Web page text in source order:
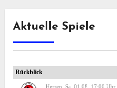
Aktuelle Spiele